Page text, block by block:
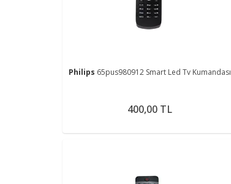
Philips 65pus980912 Smart Led Tv Kumandası
400,00 TL